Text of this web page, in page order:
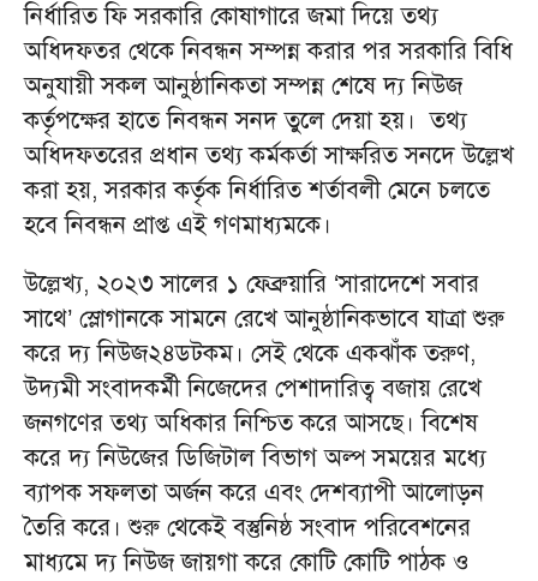
নির্ধারিত ফি সরকারি কোষাগারে জমা দিয়ে তথ্য
অধিদফতর থেকে নিবন্ধন সম্পন্ন করার পর সরকারি বিধি
অনুযায়ী সকল আনুষ্ঠানিকতা সম্পন্ন শেষে দ্য নিউজ
কর্তৃপক্ষের হাতে নিবন্ধন সনদ তুলে দেয়া হয়। তথ্য
অধিদফতরের প্রধান তথ্য কর্মকর্তা সাক্ষরিত সনদে উল্লেখ
করা হয়, সরকার কর্তৃক নির্ধারিত শর্তাবলী মেনে চলতে
হবে নিবন্ধন প্রাপ্ত এই গণমাধ্যমকে।
উল্লেখ্য, ২০২৩ সালের ১ ফেব্রুয়ারি ‘সারাদেশে সবার
সাথে’ স্লোগানকে সামনে রেখে আনুষ্ঠানিকভাবে যাত্রা শুরু
করে দ্য নিউজ২৪ডটকম। সেই থেকে একঝাঁক তরুণ,
উদ্যমী সংবাদকর্মী নিজেদের পেশাদারিত্ব বজায় রেখে
জনগণের তথ্য অধিকার নিশ্চিত করে আসছে। বিশেষ
করে দ্য নিউজের ডিজিটাল বিভাগ অল্প সময়ের মধ্যে
ব্যাপক সফলতা অর্জন করে এবং দেশব্যাপী আলোড়ন
তৈরি করে। শুরু থেকেই বস্তুনিষ্ঠ সংবাদ পরিবেশনের
মাধ্যমে দ্য নিউজ জায়গা করে কোটি কোটি পাঠক ও